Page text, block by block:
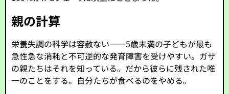
親の計算
栄養失調の科学は容赦ない――5歳未満の子どもが最も
急性急な消耗と不可逆的な発育障害を受けやすい。ガザ
の親たちはそれを知っている。だから彼らに残された唯
一のことをする。自分たちが食べるのをやめる。